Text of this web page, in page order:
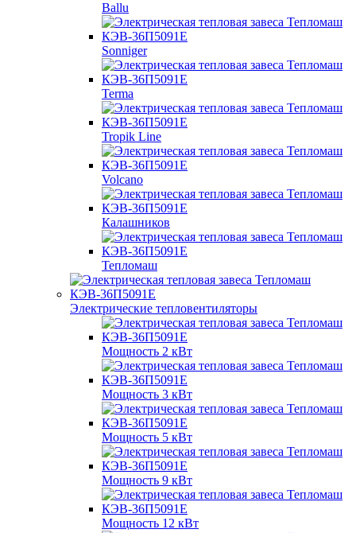
Ballu
Sonniger
Terma
Tropik Line
Volcano
Калашников
Тепломаш
Электрические тепловентиляторы
Мощность 2 кВт
Мощность 3 кВт
Мощность 5 кВт
Мощность 9 кВт
Мощность 12 кВт